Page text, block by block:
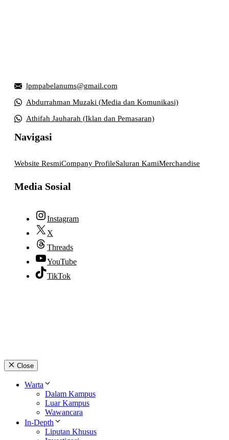
lpmpabelanums@gmail.com
Abdurrahman Muzaki (Media dan Komunikasi)
Athifah Jauharah (Iklan dan Pemasaran)
Navigasi
Website ResmiCompany ProfileSaluran KamiMerchandise
Media Sosial
Instagram
X
Threads
YouTube
TikTok
Close
Warta
Dalam Kampus
Luar Kampus
Wawancara
In-Depth
Liputan Khusus